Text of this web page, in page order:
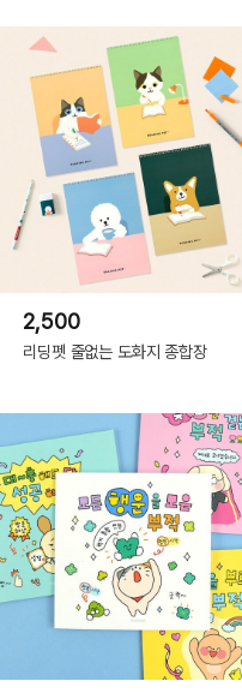
2,500
리딩펫 줄없는 도화지 종합장